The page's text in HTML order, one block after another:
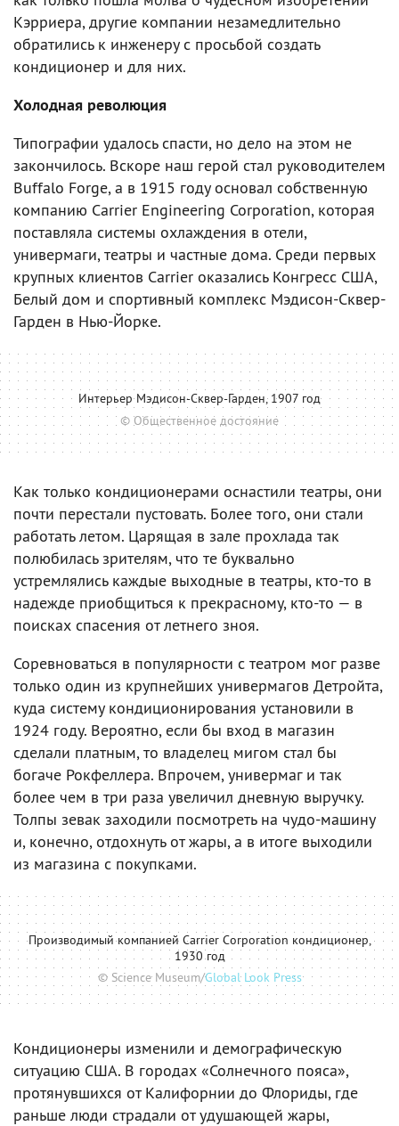
Кэрриера, другие компании незамедлительно
обратились к инженеру с просьбой создать
кондиционер и для них.
Холодная революция
Типографии удалось спасти, но дело на этом не
закончилось. Вскоре наш герой стал руководителем
Buffalo Forge, а в 1915 году основал собственную
компанию Carrier Engineering Corporation, которая
поставляла системы охлаждения в отели,
универмаги, театры и частные дома. Среди первых
крупных клиентов Carrier оказались Конгресс США,
Белый дом и спортивный комплекс Мэдисон-Сквер-
Гарден в Нью-Йорке.
Интерьер Мэдисон-Сквер-Гарден, 1907 год
© Общественное достояние
Как только кондиционерами оснастили театры, они
почти перестали пустовать. Более того, они стали
работать летом. Царящая в зале прохлада так
полюбилась зрителям, что те буквально
устремлялись каждые выходные в театры, кто-то в
надежде приобщиться к прекрасному, кто-то — в
поисках спасения от летнего зноя.
Соревноваться в популярности с театром мог разве
только один из крупнейших универмагов Детройта,
куда систему кондиционирования установили в
1924 году. Вероятно, если бы вход в магазин
сделали платным, то владелец мигом стал бы
богаче Рокфеллера. Впрочем, универмаг и так
более чем в три раза увеличил дневную выручку.
Толпы зевак заходили посмотреть на чудо-машину
и, конечно, отдохнуть от жары, а в итоге выходили
из магазина с покупками.
Производимый компанией Carrier Corporation кондиционер,
1930 год
© Science Museum/Global Look Press
Кондиционеры изменили и демографическую
ситуацию США. В городах «Солнечного пояса»,
протянувшихся от Калифорнии до Флориды, где
раньше люди страдали от удушающей жары,